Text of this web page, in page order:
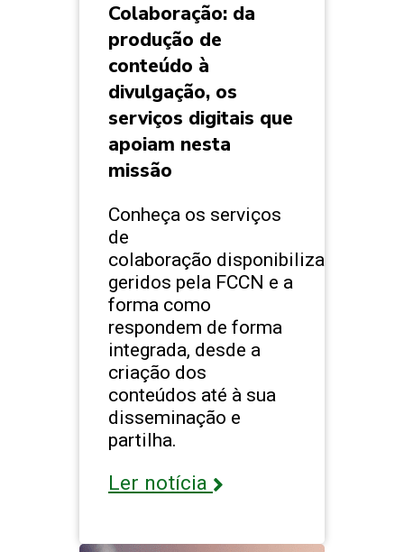
Colaboração: da
produção de
conteúdo à
divulgação, os
serviços digitais que
apoiam nesta
missão
Conheça os serviços
de
colaboração disponibilizados e
geridos pela FCCN e a
forma como
respondem de forma
integrada, desde a
criação dos
conteúdos até à sua
disseminação e
partilha.
Ler notícia